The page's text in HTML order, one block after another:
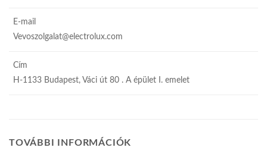
E-mail
Vevoszolgalat@electrolux.com
Cím
H-1133 Budapest, Váci út 80 . A épület I. emelet
TOVÁBBI INFORMÁCIÓK